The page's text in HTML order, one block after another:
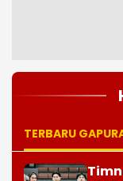
TERBARU